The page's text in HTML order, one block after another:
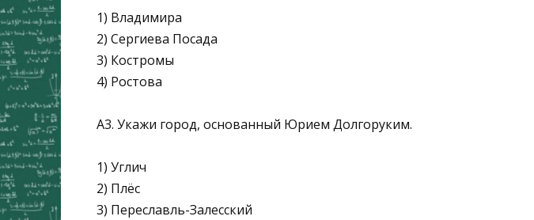
1) Владимира
2) Сергиева Посада
3) Костромы
4) Ростова
А3. Укажи город, основанный Юрием Долгоруким.
1) Углич
2) Плёс
3) Переславль-Залесский